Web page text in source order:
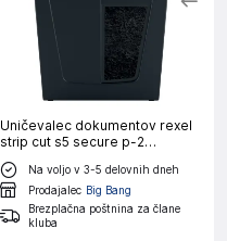
Uničevalec dokumentov rexel
strip cut s5 secure p-2
2020121eu
Na voljo v 3-5 delovnih dneh
Prodajalec Big Bang
Brezplačna poštnina za člane
kluba